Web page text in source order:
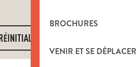
BROCHURES
VENIR ET SE DÉPLACER